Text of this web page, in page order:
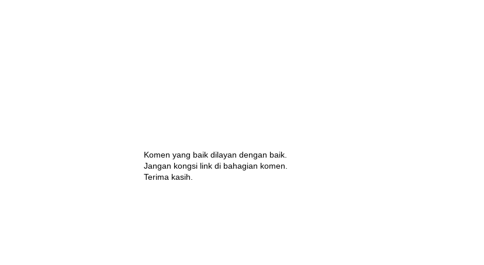
Komen yang baik dilayan dengan baik.
Jangan kongsi link di bahagian komen.
Terima kasih.